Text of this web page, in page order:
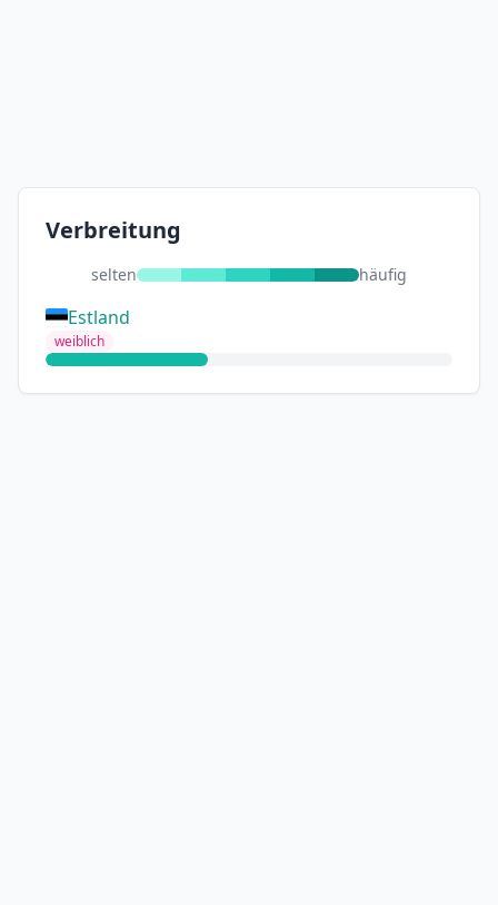
Verbreitung
selten häufig
Estland
weiblich